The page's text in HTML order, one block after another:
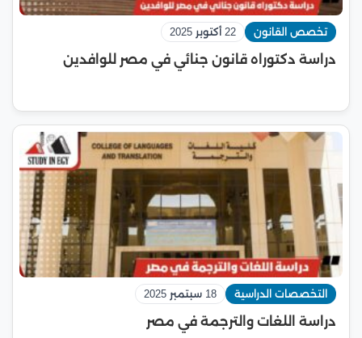
تخصص القانون 22 أكتوبر 2025
دراسة دكتوراه قانون جنائي في مصر للوافدين
التخصصات الدراسية 18 سبتمبر 2025
دراسة اللغات والترجمة في مصر